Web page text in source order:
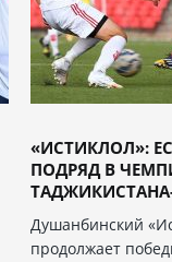
«ИСТИКЛОЛ»:
ПОДРЯД В
Душанбинский
продолжает